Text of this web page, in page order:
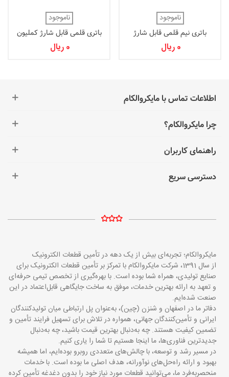
ناموجود
باتری نیم قلمی قابل شارژ
0 ریال
ناموجود
باتری قلمی قابل شارژ کملیون
2700mAh بسته 2 تایی
0 ریال
اطلاعات تماس با مایکروالکام
چرا مایکروالکام؟
راهنمای کاربران
دسترسی سریع
مایکروالکام؛ تجربه‌ای بیش از یک دهه در تأمین قطعات الکترونیک
از سال 1391، شرکت مایکروالکام با تمرکز بر تأمین قطعات الکترونیک برای
صنایع تولیدی، همراه شما بوده است. با بهره‌گیری از تخصص تیمی حرفه‌ای
و تعهد به ارائه بهترین خدمات، موفق به ساخت جایگاهی قابل‌اعتماد در این
صنعت شده‌ایم.
دفاتر ما در اصفهان و شنزن (چین)، به‌عنوان پل ارتباطی میان تولیدکنندگان
ایرانی و تأمین‌کنندگان جهانی، همواره در تلاش برای تسهیل فرایند تأمین و
تضمین کیفیت هستند. چه به‌دنبال بهترین قیمت باشید، چه به‌دنبال
جدیدترین فناوری‌ها، ما اینجا هستیم تا شما را یاری کنیم.
در مسیر رشد و توسعه، با چالش‌های متعددی روبرو بوده‌ایم، اما همیشه
بهبود و ارائه راه‌حل‌های نوآورانه، هدف اصلی ما بوده است. با خدمات
منحصربه‌فرد ما، می‌توانید قطعات مورد نیاز خود را بدون دغدغه تأمین کرده